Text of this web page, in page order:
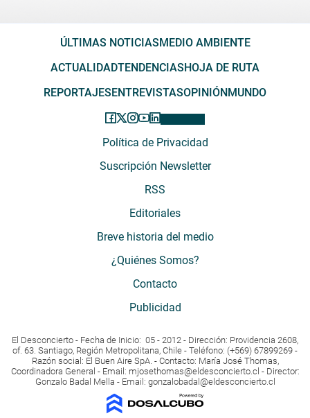
ÚLTIMAS NOTICIASMEDIO AMBIENTE
ACTUALIDADTENDENCIASHOJA DE RUTA
REPORTAJESENTREVISTASOPINIÓNMUNDO
Política de Privacidad
Suscripción Newsletter
RSS
Editoriales
Breve historia del medio
¿Quiénes Somos?
Contacto
Publicidad
El Desconcierto - Fecha de Inicio: 05 - 2012 - Dirección: Providencia 2608,
of. 63. Santiago, Región Metropolitana, Chile - Teléfono: (+569) 67899269 -
Razón social: El Buen Aire SpA. - Contacto: María José Thomas,
Coordinadora General - Email: mjosethomas@eldesconcierto.cl - Director:
Gonzalo Badal Mella - Email: gonzalobadal@eldesconcierto.cl